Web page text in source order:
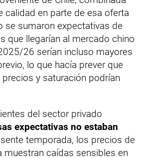
calidad en parte de esa oferta
se sumaron expectativas de
que llegarían al mercado chino
26 serían incluso mayores
lo que hacía prever que
y saturación podrían
del sector privado
expectativas no estaban
temporada, los precios de
muestran caídas sensibles en